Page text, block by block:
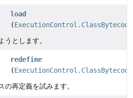
load
(
うとします。
redefine
(
の再定義を試みます。